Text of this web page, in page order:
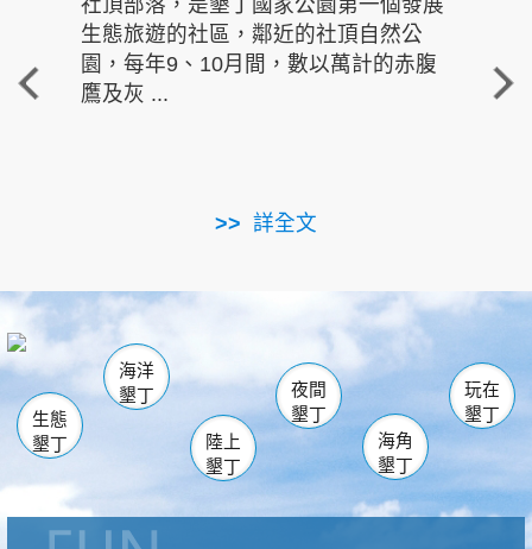
生態旅遊的社區，鄰近的社頂自然公
園，每年9、10月間，數以萬計的赤腹
鷹及灰 ...
詳全文
重
走進
南仁湖
海生館
恆春 佳樂水
龍鑾潭自然中心 森林遊樂區
瓊麻館
關山 墾管處遊客中心
社頂公園 風吹沙
船帆石
白砂 龍磐公園
香蕉灣
砂島
鵝鑾鼻
生態
墾丁
海洋
墾丁
陸上
墾丁
夜間
墾丁
海角
墾丁
玩在
墾丁